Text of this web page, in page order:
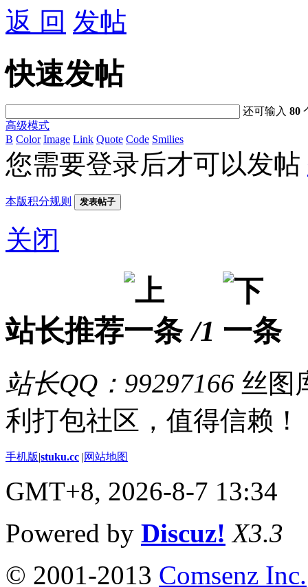
返 回 发帖
快速发帖
还可输入80
高级模式
B Color Image Link Quote Code Smilies
您需要登录后才可以发帖
本版积分规则 发表帖子
关闭
站长推荐 /1
站长QQ：99297166 丝图
利打包社区，值得信赖！
手机版|stuku.cc |网站地图
GMT+8, 2026-8-7 13:34
Powered by Discuz! X3.3
© 2001-2013 Comsenz Inc.